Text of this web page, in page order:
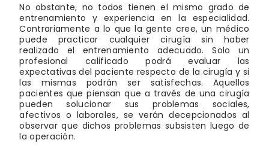
No obstante, no todos tienen el mismo grado de
entrenamiento y experiencia en la especialidad.
Contrariamente a lo que la gente cree, un médico
puede practicar cualquier cirugía sin haber
realizado el entrenamiento adecuado. Solo un
profesional calificado podrá evaluar las
expectativas del paciente respecto de la cirugía y si
las mismas podrán ser satisfechas. Aquellos
pacientes que piensan que a través de una cirugía
pueden solucionar sus problemas sociales,
afectivos o laborales, se verán decepcionados al
observar que dichos problemas subsisten luego de
la operación.